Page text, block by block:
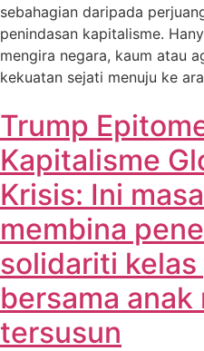
sebahagian daripada
penindasan kapitalisme.
mengira negara, kaum atau
kekuatan sejati menuju ke
Trump
Kapitalisme
Krisis: Ini
membina
solidariti kelas
bersama anak
tersusun